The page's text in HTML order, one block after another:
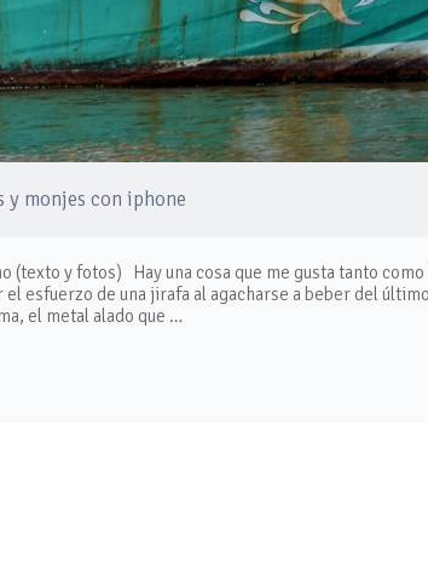
y monjes con iphone
(texto y fotos) Hay una cosa que me gusta tanto
el esfuerzo de una jirafa al agacharse a beber del
el metal alado que …